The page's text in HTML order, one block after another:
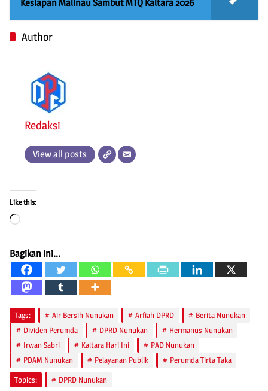
Kesiapan Malinau Sambut MTQ Kaltara 2026
Author
Redaksi
View all posts
Like this:
Loading…
Bagikan ini...
Tags: Air Bersih Nunukan Arfiah DPRD
Berita Nunukan
Dividen Perumda
DPRD Nunukan
Hermanus Nunukan
Irwan Sabri
Kaltara Hari Ini
PAD Nunukan
PDAM Nunukan
Pelayanan Publik Perumda Tirta Taka
Topics: DPRD Nunukan